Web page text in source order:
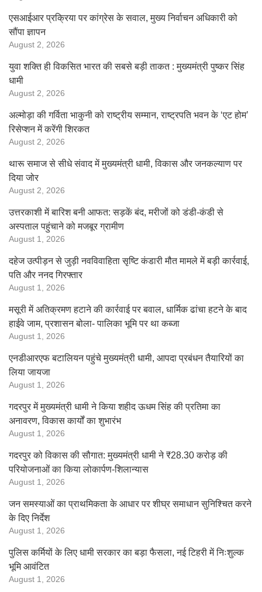
एसआईआर प्रक्रिया पर कांग्रेस के सवाल, मुख्य निर्वाचन अधिकारी को
सौंपा ज्ञापन
August 2, 2026
युवा शक्ति ही विकसित भारत की सबसे बड़ी ताकत : मुख्यमंत्री पुष्कर सिंह
धामी
August 2, 2026
अल्मोड़ा की गर्विता भाकुनी को राष्ट्रीय सम्मान, राष्ट्रपति भवन के ‘एट होम’
रिसेप्शन में करेंगी शिरकत
August 2, 2026
थारू समाज से सीधे संवाद में मुख्यमंत्री धामी, विकास और जनकल्याण पर
दिया जोर
August 2, 2026
उत्तरकाशी में बारिश बनी आफत: सड़कें बंद, मरीजों को डंडी-कंडी से
अस्पताल पहुंचाने को मजबूर ग्रामीण
August 1, 2026
दहेज उत्पीड़न से जुड़ी नवविवाहिता सृष्टि कंडारी मौत मामले में बड़ी कार्रवाई,
पति और ननद गिरफ्तार
August 1, 2026
मसूरी में अतिक्रमण हटाने की कार्रवाई पर बवाल, धार्मिक ढांचा हटने के बाद
हाईवे जाम, प्रशासन बोला- पालिका भूमि पर था कब्जा
August 1, 2026
एनडीआरएफ बटालियन पहुंचे मुख्यमंत्री धामी, आपदा प्रबंधन तैयारियों का
लिया जायजा
August 1, 2026
गदरपुर में मुख्यमंत्री धामी ने किया शहीद ऊधम सिंह की प्रतिमा का
अनावरण, विकास कार्यों का शुभारंभ
August 1, 2026
गदरपुर को विकास की सौगात: मुख्यमंत्री धामी ने ₹28.30 करोड़ की
परियोजनाओं का किया लोकार्पण-शिलान्यास
August 1, 2026
जन समस्याओं का प्राथमिकता के आधार पर शीघ्र समाधान सुनिश्चित करने
के दिए निर्देश
August 1, 2026
पुलिस कर्मियों के लिए धामी सरकार का बड़ा फैसला, नई टिहरी में निःशुल्क
भूमि आवंटित
August 1, 2026